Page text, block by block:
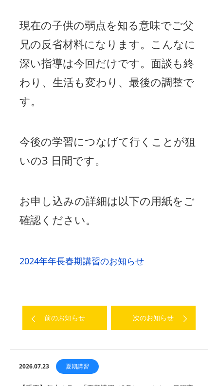
現在の子供の弱点を知る意味でご父
兄の反省材料になります。こんなに
深い指導は今回だけです。面談も終
わり、生活も変わり、最後の調整で
す。
今後の学習につなげて行くことが狙
いの3 日間です。
お申し込みの詳細は以下の用紙をご
確認ください。
2024年年長春期講習のお知らせ
前のお知らせ 次のお知らせ
2026.07.23 夏期講習